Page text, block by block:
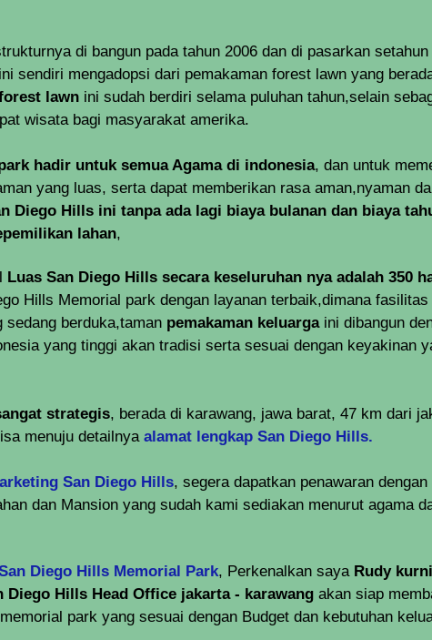
di bangun pada tahun 2006 dan di pasarkan setahun
sendiri mengadopsi dari pemakaman forest lawn yang
lawn ini sudah berdiri selama puluhan tahun,selain
wisata bagi masyarakat amerika.
hadir untuk semua Agama di indonesia, dan untuk
yang luas, serta dapat memberikan rasa aman,nyaman
Diego Hills ini tanpa ada lagi biaya bulanan dan biaya
lahan,
Luas San Diego Hills secara keseluruhan nya adalah 350
Hills Memorial park dengan layanan terbaik,dimana
sedang berduka,taman pemakaman keluargaini dibangun
yang tinggi akan tradisi serta sesuai dengan keyakinan
strategis, berada di karawang, jawa barat, 47 km dari
menuju detailnya alamat lengkap San Diego Hills.
San Diego Hills, segera dapatkan penawaran
dan Mansion yang sudah kami sediakan menurut agama
Diego Hills Memorial Park, Perkenalkan saya Rudy
Diego Hills Head Office jakarta - karawang akan siap
park yang sesuai dengan Budget dan kebutuhan